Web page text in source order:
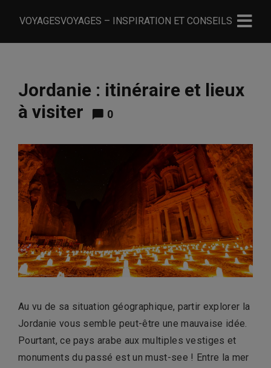
VOYAGESVOYAGES – INSPIRATION ET CONSEILS
Jordanie : itinéraire et lieux
à visiter
0
Au vu de sa situation géographique, partir explorer la
Jordanie vous semble peut-être une mauvaise idée.
Pourtant, ce pays arabe aux multiples vestiges et
monuments du passé est un must-see ! Entre la mer